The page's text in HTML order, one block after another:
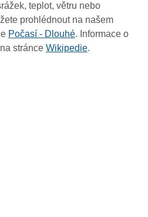
teplot, větru nebo
prohlédnout na našem
Počasí - Dlouhé. Informace o
stránce Wikipedie.